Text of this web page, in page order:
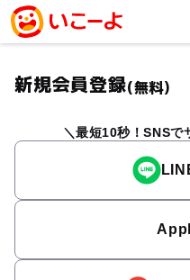
新規会員登録(無料)
最短10秒！SNSで